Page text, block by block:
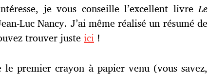
je vous conseille l’excellent livreLe
Luc Nancy. J’ai même réalisé un résumé de
trouver justeici !
le premier crayon à papier venu (vous savez,